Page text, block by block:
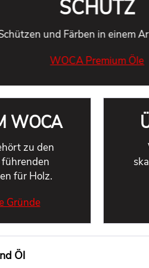
SCHUTZ
und Färben in einem
WOCA Premium Öle
WOCA
zu den
für Holz.
Gründe
Öl